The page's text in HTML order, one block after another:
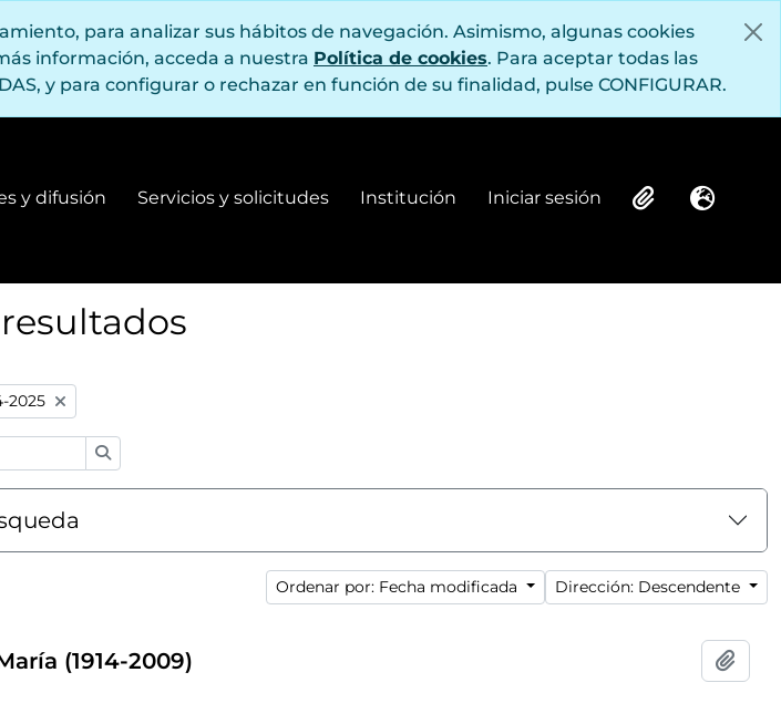
para analizar sus hábitos de navegación. Asimismo, algunas cookies
información, acceda a nuestra Política de cookies. Para aceptar todas las
y para configurar o rechazar en función de su finalidad, pulse CONFIGURAR.
y difusión
Actividades y difusión
Servicios y solicitudes Institución
Institución
Iniciar sesión
Iniciar sesión ClipboardIdioma
2025
Ordenar por: Fecha modificada Dirección: Descendente
(1914-2009)